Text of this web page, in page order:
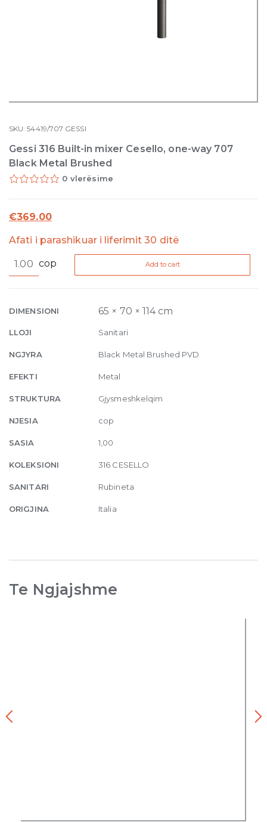
SKU:54419/707 GESSI
Gessi 316 Built-in mixer Cesello, one-way 707
Black Metal Brushed
0 vlerësime
€369.00
Afati i parashikuar i liferimit 30 ditë
316
mixer
one-
way
Black
Metal
quantity
cop Add to cart
DIMENSIONI 65 × 70 × 114 cm
LLOJI Sanitari
NGJYRA Black Metal Brushed PVD
EFEKTI Metal
STRUKTURA Gjysmeshkelqim
NJESIA cop
SASIA 1,00
KOLEKSIONI 316 CESELLO
SANITARI Rubineta
ORIGJINA Italia
Te Ngjajshme